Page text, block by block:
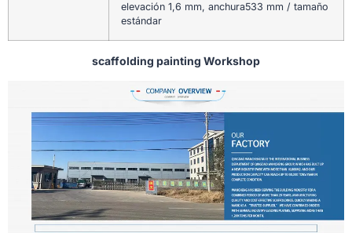
elevación 1,6 mm, anchura533 mm / tamaño
estándar
scaffolding painting Workshop